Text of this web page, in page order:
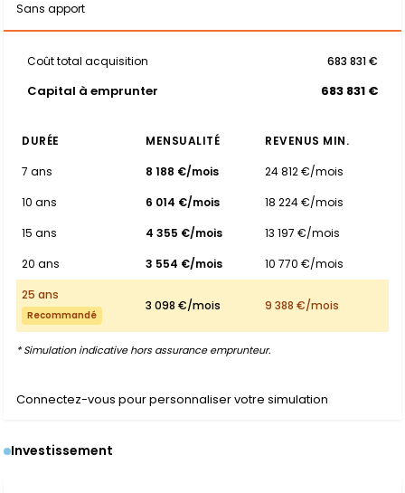
Sans apport
Coût total acquisition 683 831 €
Capital à emprunter 683 831 €
DURÉE MENSUALITÉ
REVENUS MIN.
7 ans
8 188 €/mois
24 812 €/mois
10 ans
6 014 €/mois
18 224 €/mois
15 ans
4 355 €/mois
13 197 €/mois
20 ans
3 554 €/mois
10 770 €/mois
25 ans
Recommandé
3 098 €/mois 9 388 €/mois
* Simulation indicative hors assurance emprunteur.
Connectez-vous pour personnaliser votre simulation
Investissement